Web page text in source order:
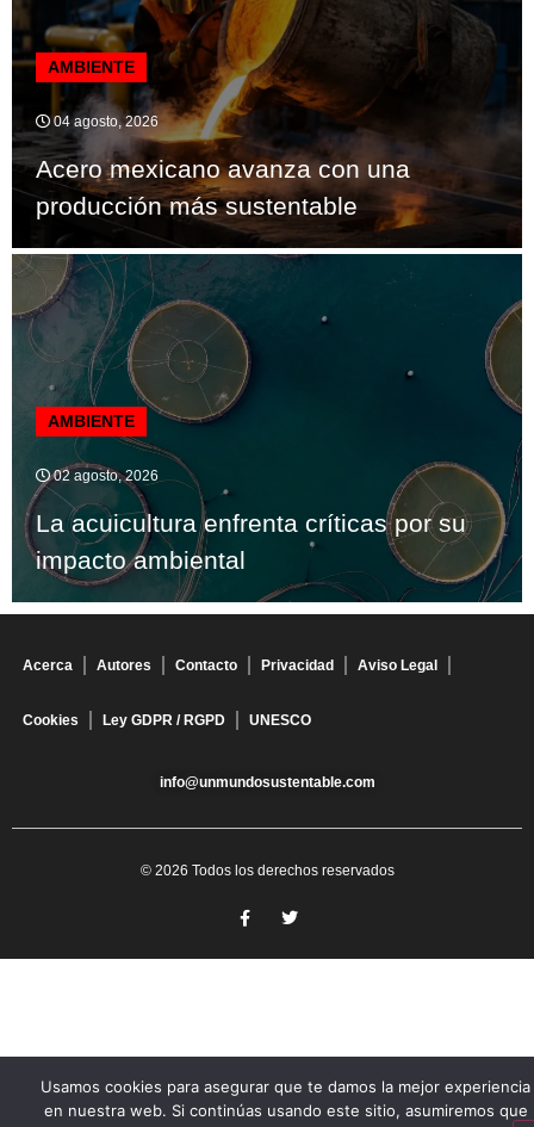
AMBIENTE
04 agosto, 2026
Acero mexicano avanza con una
producción más sustentable
AMBIENTE
02 agosto, 2026
La acuicultura enfrenta críticas por su
impacto ambiental
Acerca Autores Contacto Privacidad Aviso Legal
Cookies Ley GDPR / RGPD UNESCO
info@unmundosustentable.com
© 2026 Todos los derechos reservados
Usamos cookies para asegurar que te damos la mejor experiencia
en nuestra web. Si continúas usando este sitio, asumiremos que